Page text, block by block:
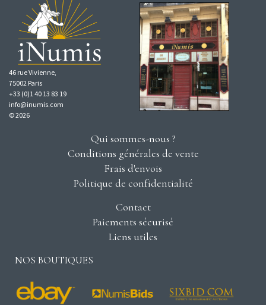
46 rue Vivienne,
75002 Paris
+33 (0)1 40 13 83 19
info@inumis.com
© 2026
Qui sommes-nous ?
Conditions générales de vente
Frais d'envois
Politique de confidentialité
Contact
Paiements sécurisé
Liens utiles
NOS BOUTIQUES